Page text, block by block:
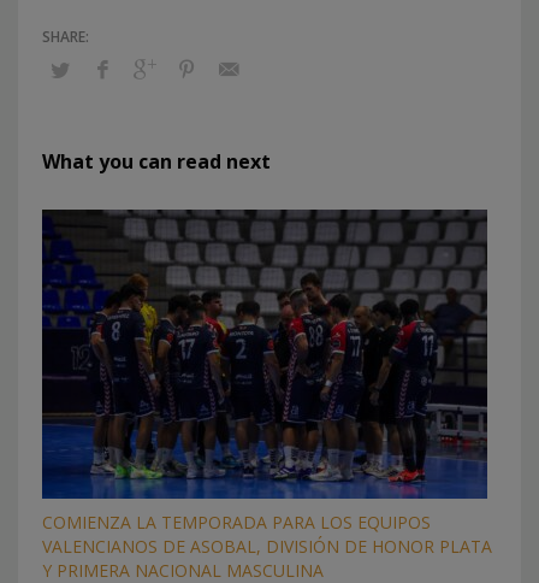
What you can read next
COMIENZA LA TEMPORADA PARA LOS EQUIPOS
VALENCIANOS DE ASOBAL, DIVISIÓN DE HONOR PLATA
Y PRIMERA NACIONAL MASCULINA